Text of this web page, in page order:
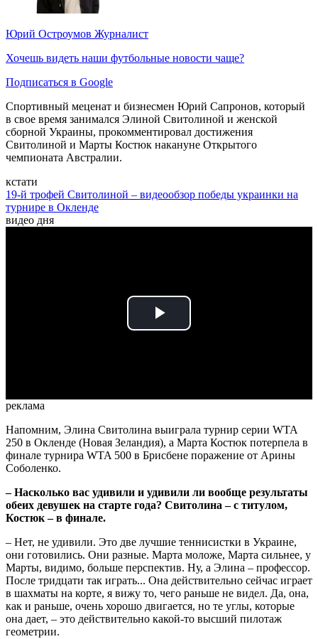
Юрий Остроумов Журналист
Хочешь видеть наши футбольные новости чаще?
Подписаться в Google
Спортивный меценат и бизнесмен Юрий Сапронов, который
в свое время занимался Элиной Свитолиной и женской
сборной Украины, прокомментировал достижения
Свитолиной и Марты Костюк накануне Открытого
чемпионата Австралии.
кстати
19-й трофей Свитолиной – видеообзор победы украинки на
турнире в Окленде
видео дня
Play
реклама
Напомним, Элина Свитолина выиграла турнир серии WTA
250 в Окленде (Новая Зеландия), а Марта Костюк потерпела в
финале турнира WTA 500 в Брисбене поражение от Арины
Соболенко.
– Насколько вас удивили и удивили ли вообще результаты
обеих девушек на старте года? Свитолина – с титулом,
Костюк – в финале.
– Нет, не удивили. Это две лучшие теннисистки в Украине,
они готовились. Они разные. Марта моложе, Марта сильнее, у
Марты, видимо, больше перспектив. Ну, а Элина – профессор.
После тридцати так играть... Она действительно сейчас играет
в шахматы на корте, я вижу то, чего раньше не видел. Да, она,
как и раньше, очень хорошо двигается, но те углы, которые
она дает, – это действительно какой-то высший пилотаж
геометрии.